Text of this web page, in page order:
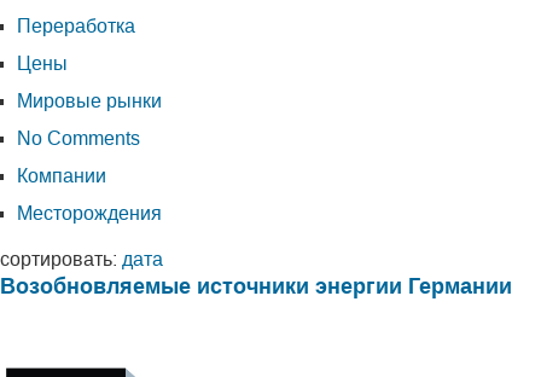
Переработка
Цены
Мировые рынки
No Comments
Компании
Месторождения
сортировать: дата
Возобновляемые источники энергии Германии